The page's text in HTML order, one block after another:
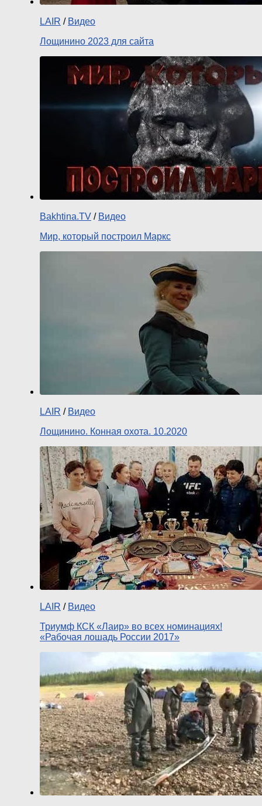
LAIR / Видео
Лощинино 2023 для сайта
Bakhtina.TV / Видео
Мир, который построил Маркс
LAIR / Видео
Лощинино. Конная охота. 10.2020
LAIR / Видео
Триумф КСК «Лаир» во всех номинациях!
«Рабочая лошадь России 2017»